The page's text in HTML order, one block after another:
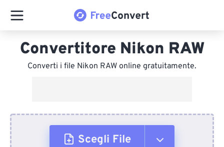
Convertitore Nikon RAW
Converti i file Nikon RAW online gratuitamente.
Scegli File